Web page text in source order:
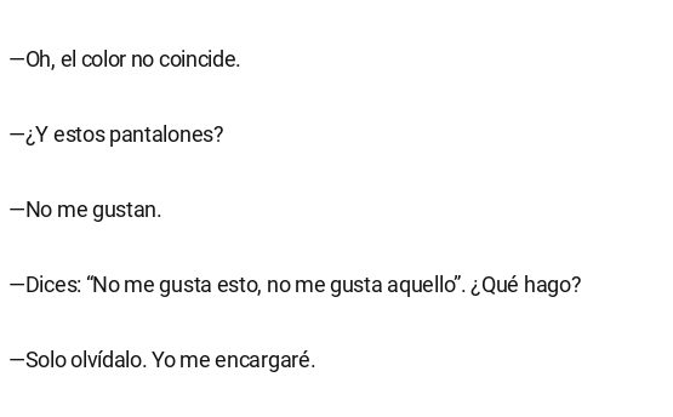
—Oh, el color no coincide.
—¿Y estos pantalones?
—No me gustan.
—Dices: “No me gusta esto, no me gusta aquello”. ¿Qué hago?
—Solo olvídalo. Yo me encargaré.